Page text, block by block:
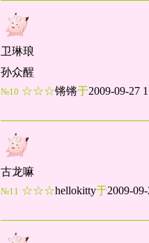
卫琳琅
孙众醒
№10 ☆☆☆锵锵于2009-09-27
古龙嘛
№11 ☆☆☆hellokitty于2009-